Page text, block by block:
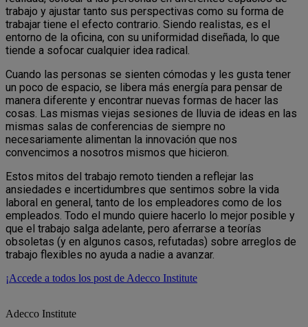
trabajo y ajustar tanto sus perspectivas como su forma de
trabajar tiene el efecto contrario. Siendo realistas, es el
entorno de la oficina, con su uniformidad diseñada, lo que
tiende a sofocar cualquier idea radical.
Cuando las personas se sienten cómodas y les gusta tener
un poco de espacio, se libera más energía para pensar de
manera diferente y encontrar nuevas formas de hacer las
cosas. Las mismas viejas sesiones de lluvia de ideas en las
mismas salas de conferencias de siempre no
necesariamente alimentan la innovación que nos
convencimos a nosotros mismos que hicieron.
Estos mitos del trabajo remoto tienden a reflejar las
ansiedades e incertidumbres que sentimos sobre la vida
laboral en general, tanto de los empleadores como de los
empleados. Todo el mundo quiere hacerlo lo mejor posible y
que el trabajo salga adelante, pero aferrarse a teorías
obsoletas (y en algunos casos, refutadas) sobre arreglos de
trabajo flexibles no ayuda a nadie a avanzar.
¡Accede a todos los post de Adecco Institute
Adecco Institute